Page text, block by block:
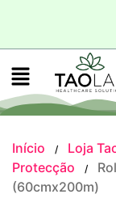
Início / Loja
Protecção
/
(60cmx200m)